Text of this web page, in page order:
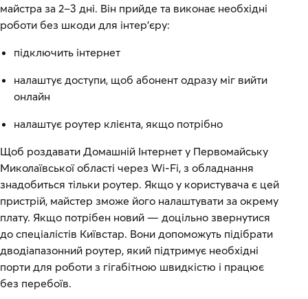
майстра за 2–3 дні. Він прийде та виконає необхідні
роботи без шкоди для інтер’єру:
підключить інтернет
налаштує доступи, щоб абонент одразу міг вийти
онлайн
налаштує роутер клієнта, якщо потрібно
Щоб роздавати Домашній Інтернет у Первомайську
Миколаївської області через Wi-Fi, з обладнання
знадобиться тільки роутер. Якщо у користувача є цей
пристрій, майстер зможе його налаштувати за окрему
плату. Якщо потрібен новий — доцільно звернутися
до спеціалістів Київстар. Вони допоможуть підібрати
дводіапазонний роутер, який підтримує необхідні
порти для роботи з гігабітною швидкістю і працює
без перебоїв.